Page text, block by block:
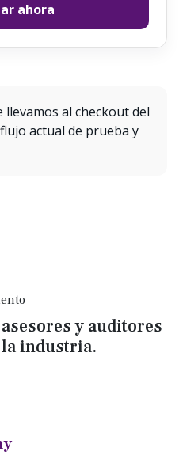
ahora
al checkout del
actual de prueba y
y auditores
industria.